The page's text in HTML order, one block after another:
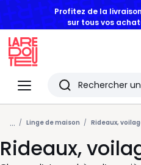
Profitez de la
sur tous vos
Menu
Redoute
Rechercher
Les
derniers
articles
... Linge de maison Rideaux,
Rideaux,